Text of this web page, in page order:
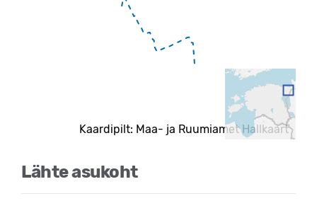
Kaardipilt: Maa- ja Ruumiamet Hallkaart
Lähte asukoht